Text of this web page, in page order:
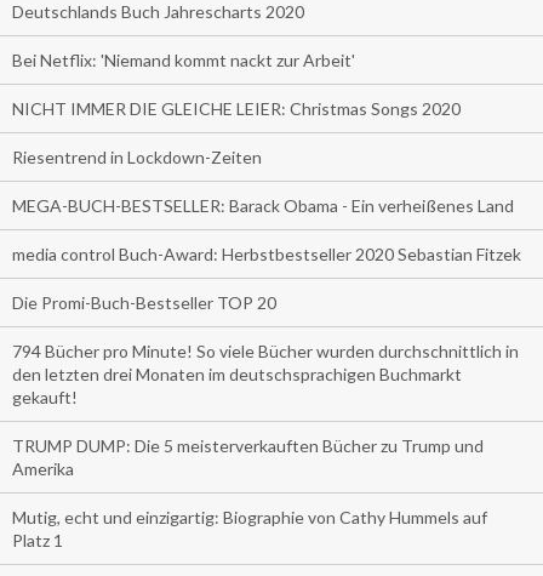
Deutschlands Buch Jahrescharts 2020
Bei Netflix: 'Niemand kommt nackt zur Arbeit'
NICHT IMMER DIE GLEICHE LEIER: Christmas Songs 2020
Riesentrend in Lockdown-Zeiten
MEGA-BUCH-BESTSELLER: Barack Obama - Ein verheißenes Land
media control Buch-Award: Herbstbestseller 2020 Sebastian Fitzek
Die Promi-Buch-Bestseller TOP 20
794 Bücher pro Minute! So viele Bücher wurden durchschnittlich in
den letzten drei Monaten im deutschsprachigen Buchmarkt
gekauft!
TRUMP DUMP: Die 5 meisterverkauften Bücher zu Trump und
Amerika
Mutig, echt und einzigartig: Biographie von Cathy Hummels auf
Platz 1